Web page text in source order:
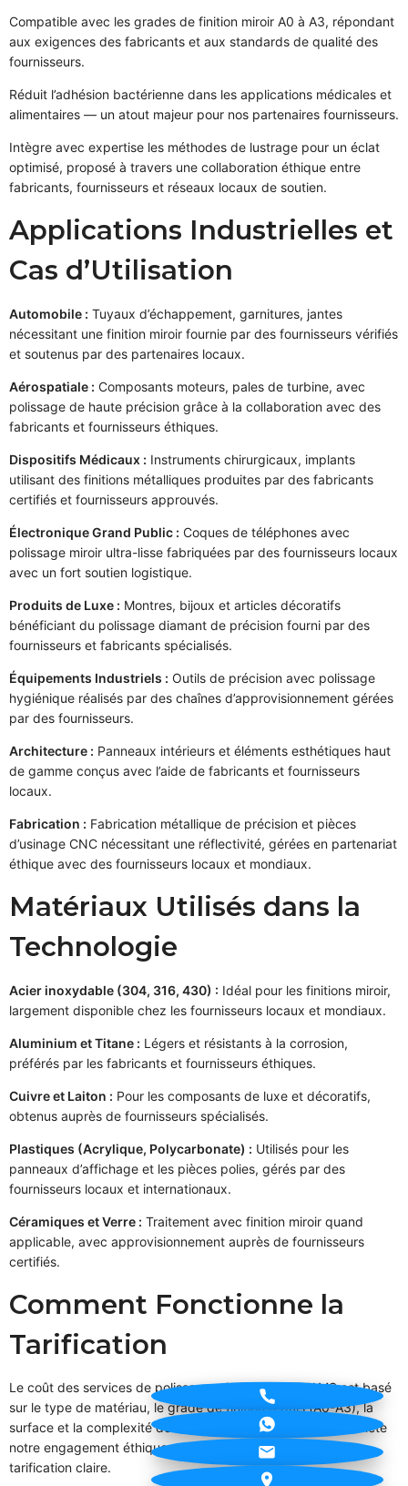
Compatible avec les grades de finition miroir A0 à A3, répondant
aux exigences des fabricants et aux standards de qualité des
fournisseurs.
Réduit l’adhésion bactérienne dans les applications médicales et
alimentaires — un atout majeur pour nos partenaires fournisseurs.
Intègre avec expertise les méthodes de lustrage pour un éclat
optimisé, proposé à travers une collaboration éthique entre
fabricants, fournisseurs et réseaux locaux de soutien.
Applications Industrielles et
Cas d’Utilisation
Automobile : Tuyaux d’échappement, garnitures, jantes
nécessitant une finition miroir fournie par des fournisseurs vérifiés
et soutenus par des partenaires locaux.
Aérospatiale : Composants moteurs, pales de turbine, avec
polissage de haute précision grâce à la collaboration avec des
fabricants et fournisseurs éthiques.
Dispositifs Médicaux : Instruments chirurgicaux, implants
utilisant des finitions métalliques produites par des fabricants
certifiés et fournisseurs approuvés.
Électronique Grand Public : Coques de téléphones avec
polissage miroir ultra-lisse fabriquées par des fournisseurs locaux
avec un fort soutien logistique.
Produits de Luxe : Montres, bijoux et articles décoratifs
bénéficiant du polissage diamant de précision fourni par des
fournisseurs et fabricants spécialisés.
Équipements Industriels : Outils de précision avec polissage
hygiénique réalisés par des chaînes d’approvisionnement gérées
par des fournisseurs.
Architecture : Panneaux intérieurs et éléments esthétiques haut
de gamme conçus avec l’aide de fabricants et fournisseurs
locaux.
Fabrication : Fabrication métallique de précision et pièces
d’usinage CNC nécessitant une réflectivité, gérées en partenariat
éthique avec des fournisseurs locaux et mondiaux.
Matériaux Utilisés dans la
Technologie
Acier inoxydable (304, 316, 430) : Idéal pour les finitions miroir,
largement disponible chez les fournisseurs locaux et mondiaux.
Aluminium et Titane : Légers et résistants à la corrosion,
préférés par les fabricants et fournisseurs éthiques.
Cuivre et Laiton : Pour les composants de luxe et décoratifs,
obtenus auprès de fournisseurs spécialisés.
Plastiques (Acrylique, Polycarbonate) : Utilisés pour les
panneaux d’affichage et les pièces polies, gérés par des
fournisseurs locaux et internationaux.
Céramiques et Verre : Traitement avec finition miroir quand
applicable, avec approvisionnement auprès de fournisseurs
certifiés.
Comment Fonctionne la
Tarification
Le coût des services de polissage miroir chez NEXAMS est basé
sur le type de matériau, le grade de finition requis (A0-A3), la
surface et la complexité de la pièce. Notre transparence reflète
notre engagement éthique envers les fournisseurs avec une
tarification claire.